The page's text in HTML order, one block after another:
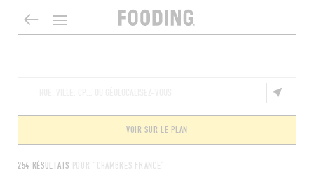
254 RÉSULTATS POUR "CHAMBRES FRANCE"
VOIR SUR LE PLAN